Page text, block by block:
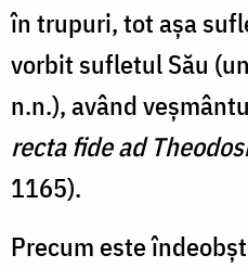
în trupuri, tot așa
vorbit sufletul Său
n.n.), având
recta fide ad
1165).
Precum este